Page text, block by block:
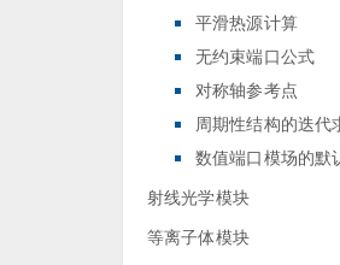
平滑热源计算
无约束端口公式
对称轴参考点
周期性结构的迭代
数值端口模场的默
射线光学模块
等离子体模块